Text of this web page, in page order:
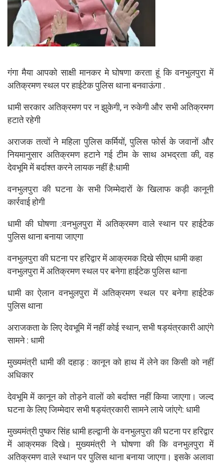
गंगा मैया आपको साक्षी मानकर मे घोषणा करता हूं कि वनभुलपुरा में
अतिक्रमण स्थल पर हाईटेक पुलिस थाना बनवाऊंगा .
धामी सरकार अतिक्रमण पर न झुकेगी, न रुकेगी और सभी अतिक्रमण
हटाते रहेगी
अराजक तत्वों ने महिला पुलिस कर्मियों, पुलिस फोर्स के जवानों और
नियमानुसार अतिक्रमण हटाने गई टीम के साथ अभद्रता की, वह
देवभूमि में बर्दाश्त करने लायक नहीं है:धामी
वनभुलपुरा की घटना के सभी जिम्मेदारों के खिलाफ कड़ी कानूनी
कार्रवाई होगी
धामी की घोषणा :वनभुलपुरा में अतिक्रमण वाले स्थान पर हाईटेक
पुलिस थाना बनाया जाएगा
वनभुलपुरा की घटना पर हरिद्वार में आक्रमक दिखे सीएम धामी कहा
वनभुलपुरा में अतिक्रमण स्थल पर बनेगा हाईटेक पुलिस थाना
धामी का ऐलान वनभुलपुरा में अतिक्रमण स्थल पर बनेगा हाईटेक
पुलिस थाना
अराजकता के लिए देवभूमि में नहीं कोई स्थान, सभी षड्यंत्रकारी आएंगे
सामने : धामी
मुख्यमंत्री धामी की दहाड़ : कानून को हाथ में लेने का किसी को नहीं
अधिकार
देवभूमि में कानून को तोड़ने वालों को बर्दाश्त नहीं किया जाएगा। जल्द
घटना के लिए जिम्मेदार सभी षड्यंत्रकारी सामने लाये जांएगे: धामी
मुख्यमंत्री पुष्कर सिंह धामी हल्द्वानी के वनभुलपुरा की घटना पर हरिद्वार
में आक्रमक दिखे। मुख्यमंत्री ने घोषणा की कि वनभुलपुरा में
अतिक्रमण वाले स्थान पर पुलिस थाना बनाया जाएगा। इसके अलावा